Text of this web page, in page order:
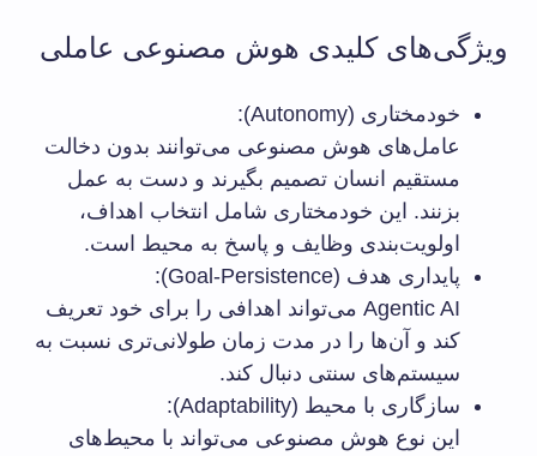
ویژگی‌های کلیدی هوش مصنوعی عاملی
خودمختاری (Autonomy):
عامل‌های هوش مصنوعی می‌توانند بدون دخالت
مستقیم انسان تصمیم بگیرند و دست به عمل
بزنند. این خودمختاری شامل انتخاب اهداف،
اولویت‌بندی وظایف و پاسخ به محیط است.
پایداری هدف (Goal-Persistence):
Agentic AI می‌تواند اهدافی را برای خود تعریف
کند و آن‌ها را در مدت زمان طولانی‌تری نسبت به
سیستم‌های سنتی دنبال کند.
سازگاری با محیط (Adaptability):
این نوع هوش مصنوعی می‌تواند با محیط‌های